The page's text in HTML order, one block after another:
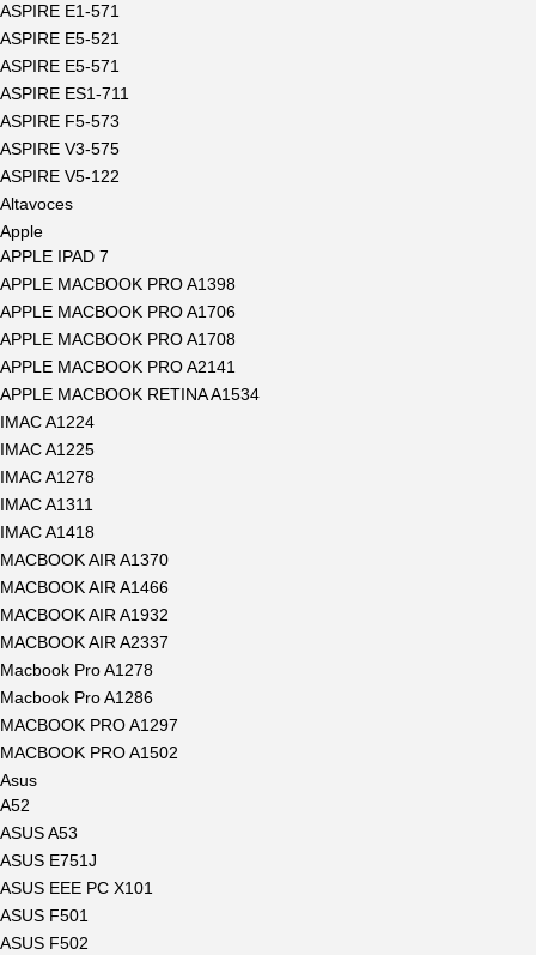
ASPIRE E1-571
ASPIRE E5-521
ASPIRE E5-571
ASPIRE ES1-711
ASPIRE F5-573
ASPIRE V3-575
ASPIRE V5-122
Altavoces
Apple
APPLE IPAD 7
APPLE MACBOOK PRO A1398
APPLE MACBOOK PRO A1706
APPLE MACBOOK PRO A1708
APPLE MACBOOK PRO A2141
APPLE MACBOOK RETINA A1534
IMAC A1224
IMAC A1225
IMAC A1278
IMAC A1311
IMAC A1418
MACBOOK AIR A1370
MACBOOK AIR A1466
MACBOOK AIR A1932
MACBOOK AIR A2337
Macbook Pro A1278
Macbook Pro A1286
MACBOOK PRO A1297
MACBOOK PRO A1502
Asus
A52
ASUS A53
ASUS E751J
ASUS EEE PC X101
ASUS F501
ASUS F502